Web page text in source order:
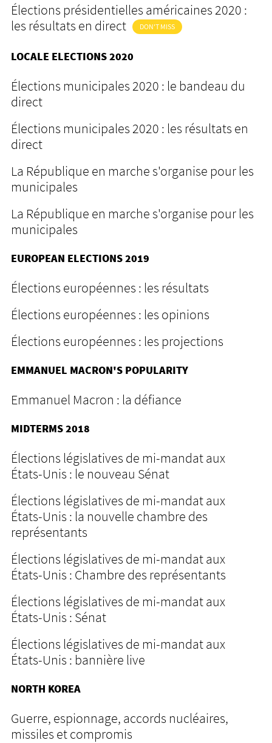
Élections présidentielles américaines 2020 :
les résultats en direct
DON'T MISS
LOCALE ELECTIONS 2020
Élections municipales 2020 : le bandeau du
direct
Élections municipales 2020 : les résultats en
direct
La République en marche s'organise pour les
municipales
La République en marche s'organise pour les
municipales
EUROPEAN ELECTIONS 2019
Élections européennes : les résultats
Élections européennes : les opinions
Élections européennes : les projections
EMMANUEL MACRON'S POPULARITY
Emmanuel Macron : la défiance
MIDTERMS 2018
Élections législatives de mi-mandat aux
États-Unis : le nouveau Sénat
Élections législatives de mi-mandat aux
États-Unis : la nouvelle chambre des
représentants
Élections législatives de mi-mandat aux
États-Unis : Chambre des représentants
Élections législatives de mi-mandat aux
États-Unis : Sénat
Élections législatives de mi-mandat aux
États-Unis : bannière live
NORTH KOREA
Guerre, espionnage, accords nucléaires,
missiles et compromis